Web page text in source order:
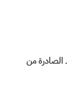
الصادرة من